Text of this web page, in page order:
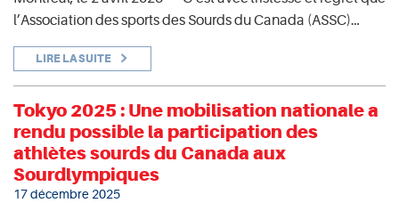
l’Association des sports des Sourds du Canada (ASSC)…
LIRE LA SUITE
Tokyo 2025 : Une mobilisation nationale a
rendu possible la participation des
athlètes sourds du Canada aux
Sourdlympiques
17 décembre 2025